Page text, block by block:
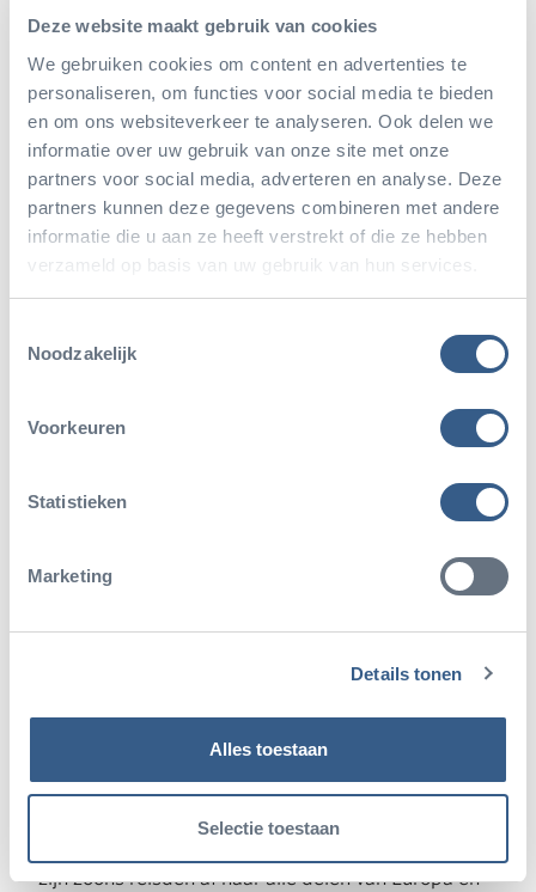
Deze website maakt gebruik van cookies
We gebruiken cookies om content en advertenties te
personaliseren, om functies voor social media te bieden
en om ons websiteverkeer te analyseren. Ook delen we
informatie over uw gebruik van onze site met onze
partners voor social media, adverteren en analyse. Deze
partners kunnen deze gegevens combineren met andere
informatie die u aan ze heeft verstrekt of die ze hebben
verzameld op basis van uw gebruik van hun services.
Noodzakelijk
Voorkeuren
Statistieken
Marketing
Details tonen
Alles toestaan
Selectie toestaan
geboortebeperkende maatregelen hoeven te
nemen. De oudste jonge mannetjes zijn inmiddels
duidelijk geslachtsrijp. Voor een keertje is het wel
weer leuk, maar voor de komende jaren zullen we
wat beter op moeten passen.
Ikari
Hadden we eindelijk twee vrouwtjes voor onze oude
Bongo-man Erik, werd Erik ziek en stierf uiteindelijk.
Gelukkig heeft het niet lang geduurd voor we een
opvolger hebben gevonden. Dankzij Diergaarde
Blijdorp is Ikari gekomen, die in Rotterdam geboren
hoeven te duren voor hij voor nageslacht gaat
giraffein het Safaripark was
Caesar. Caesar had veel vrouwtjes en leefde lang.
De meeste van zijn dochters mochten blijven, maar
zijn zoons reisden af naar alle delen van Europa en